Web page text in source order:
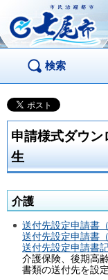
市民活躍都市 七尾
市
検索
申請様式ダウ
生
介護
送付先設定申請書（
送付先設定申請書
送付先設定申請書
介護保険、後期高
書類の送付先を設